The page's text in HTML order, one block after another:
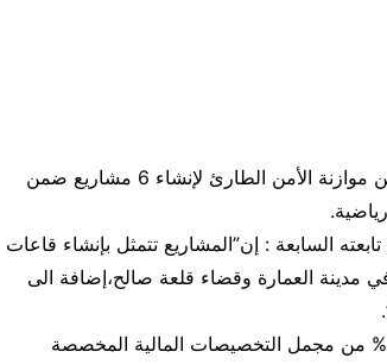
أعلنت محافظة ميسان عن تخصيص أكثر من 9 مليارات دينار ضمن موازنة الأمن الطارئ لإنشاء 6 مشاريع ضمن
السابعة : إن”المشاريع تتمثل بإنشاء قاعات
سعة 400 متفرج وملاعب فئة 500 متفرج في مدينة العمارة وقضاء قلعة صالح،إضافة الى
وأضاف دواي أن “محافظة ميسان سبق لها وأن أعلنت وصول 50% من مجمل التخصيصات المالية المخصصة